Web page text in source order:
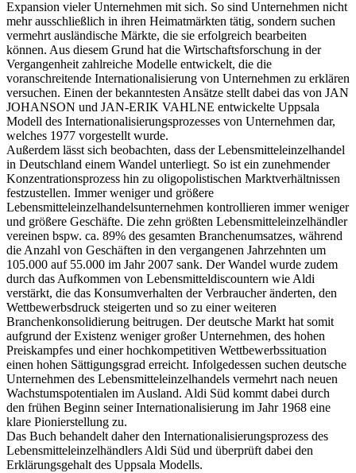
Expansion vieler Unternehmen mit sich. So sind Unternehmen nicht
mehr ausschließlich in ihren Heimatmärkten tätig, sondern suchen
vermehrt ausländische Märkte, die sie erfolgreich bearbeiten
können. Aus diesem Grund hat die Wirtschaftsforschung in der
Vergangenheit zahlreiche Modelle entwickelt, die die
voranschreitende Internationalisierung von Unternehmen zu erklären
versuchen. Einen der bekanntesten Ansätze stellt dabei das von JAN
JOHANSON und JAN-ERIK VAHLNE entwickelte Uppsala
Modell des Internationalisierungsprozesses von Unternehmen dar,
welches 1977 vorgestellt wurde.
Außerdem lässt sich beobachten, dass der Lebensmitteleinzelhandel
in Deutschland einem Wandel unterliegt. So ist ein zunehmender
Konzentrationsprozess hin zu oligopolistischen Marktverhältnissen
festzustellen. Immer weniger und größere
Lebensmitteleinzelhandelsunternehmen kontrollieren immer weniger
und größere Geschäfte. Die zehn größten Lebensmitteleinzelhändler
vereinen bspw. ca. 89% des gesamten Branchenumsatzes, während
die Anzahl von Geschäften in den vergangenen Jahrzehnten um
105.000 auf 55.000 im Jahr 2007 sank. Der Wandel wurde zudem
durch das Aufkommen von Lebensmitteldiscountern wie Aldi
verstärkt, die das Konsumverhalten der Verbraucher änderten, den
Wettbewerbsdruck steigerten und so zu einer weiteren
Branchenkonsolidierung beitrugen. Der deutsche Markt hat somit
aufgrund der Existenz weniger großer Unternehmen, des hohen
Preiskampfes und einer hochkompetitiven Wettbewerbssituation
einen hohen Sättigungsgrad erreicht. Infolgedessen suchen deutsche
Unternehmen des Lebensmitteleinzelhandels vermehrt nach neuen
Wachstumspotentialen im Ausland. Aldi Süd kommt dabei durch
den frühen Beginn seiner Internationalisierung im Jahr 1968 eine
klare Pionierstellung zu.
Das Buch behandelt daher den Internationalisierungsprozess des
Lebensmitteleinzelhändlers Aldi Süd und überprüft dabei den
Erklärungsgehalt des Uppsala Modells.